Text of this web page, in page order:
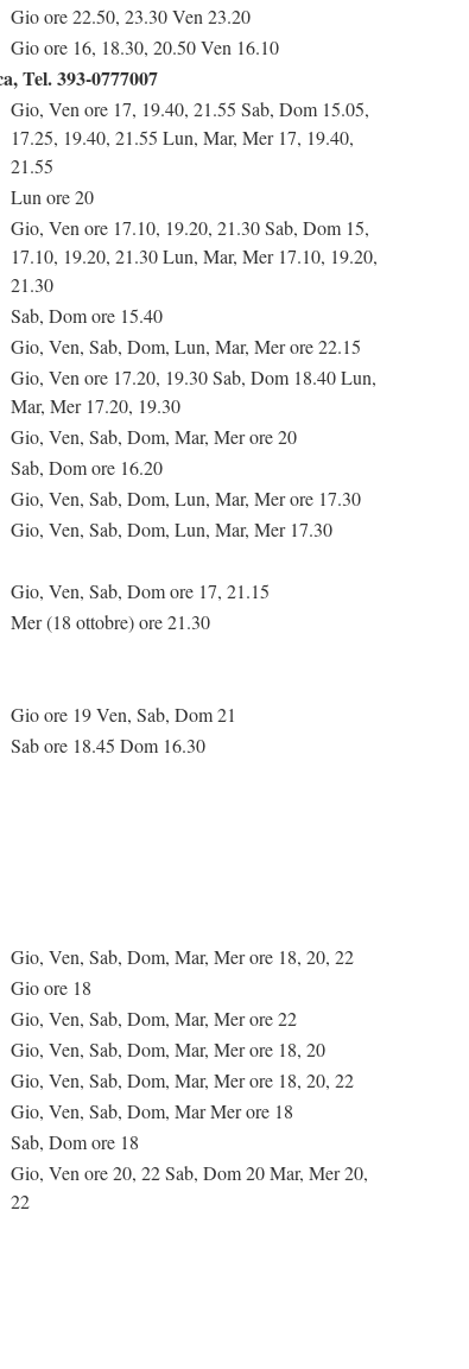
Gio ore 22.50, 23.30 Ven 23.20
Gio ore 16, 18.30, 20.50 Ven 16.10
393-0777007
Gio, Ven ore 17, 19.40, 21.55 Sab, Dom 15.05,
17.25, 19.40, 21.55 Lun, Mar, Mer 17, 19.40,
21.55
Lun ore 20
Gio, Ven ore 17.10, 19.20, 21.30 Sab, Dom 15,
17.10, 19.20, 21.30 Lun, Mar, Mer 17.10, 19.20,
21.30
Sab, Dom ore 15.40
Gio, Ven, Sab, Dom, Lun, Mar, Mer ore 22.15
Gio, Ven ore 17.20, 19.30 Sab, Dom 18.40 Lun,
Mar, Mer 17.20, 19.30
Gio, Ven, Sab, Dom, Mar, Mer ore 20
Sab, Dom ore 16.20
Gio, Ven, Sab, Dom, Lun, Mar, Mer ore 17.30
Gio, Ven, Sab, Dom, Lun, Mar, Mer 17.30
Gio, Ven, Sab, Dom ore 17, 21.15
Mer (18 ottobre) ore 21.30
Gio ore 19 Ven, Sab, Dom 21
Sab ore 18.45 Dom 16.30
Gio, Ven, Sab, Dom, Mar, Mer ore 18, 20, 22
Gio ore 18
Gio, Ven, Sab, Dom, Mar, Mer ore 22
Gio, Ven, Sab, Dom, Mar, Mer ore 18, 20
Gio, Ven, Sab, Dom, Mar, Mer ore 18, 20, 22
Gio, Ven, Sab, Dom, Mar Mer ore 18
Sab, Dom ore 18
Gio, Ven ore 20, 22 Sab, Dom 20 Mar, Mer 20,
22